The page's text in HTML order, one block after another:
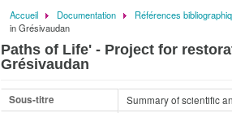
Fil
d'Ariane
Accueil Documentation Références
in Grésivaudan
Paths of Life' - Project for
Grésivaudan
Sous-titre
Summary of scientific